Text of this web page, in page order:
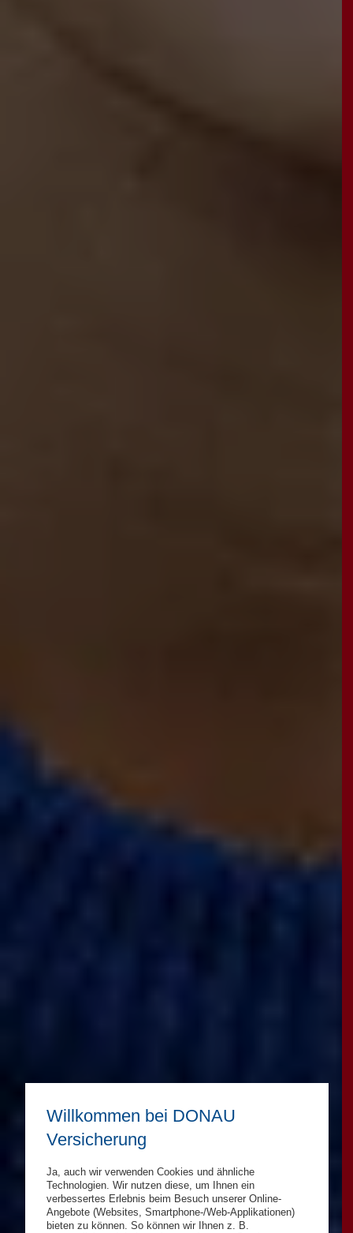
Willkommen bei DONAU
Versicherung
Ja, auch wir verwenden Cookies und ähnliche
Technologien. Wir nutzen diese, um Ihnen ein
verbessertes Erlebnis beim Besuch unserer Online-
Angebote (Websites, Smartphone-/Web-Applikationen)
bieten zu können. So können wir Ihnen z. B.